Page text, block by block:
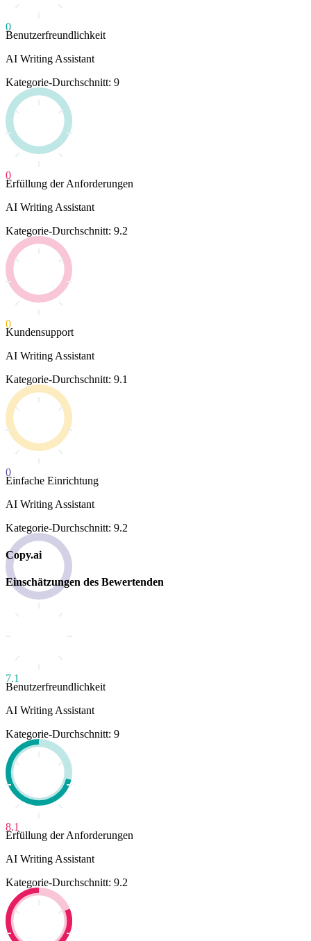
0
Benutzerfreundlichkeit
AI Writing Assistant
Kategorie-Durchschnitt: 9
0
Erfüllung der Anforderungen
AI Writing Assistant
Kategorie-Durchschnitt: 9.2
0
Kundensupport
AI Writing Assistant
Kategorie-Durchschnitt: 9.1
0
Einfache Einrichtung
AI Writing Assistant
Kategorie-Durchschnitt: 9.2
Copy.ai
Einschätzungen des Bewertenden
7.1
Benutzerfreundlichkeit
AI Writing Assistant
Kategorie-Durchschnitt: 9
8.1
Erfüllung der Anforderungen
AI Writing Assistant
Kategorie-Durchschnitt: 9.2